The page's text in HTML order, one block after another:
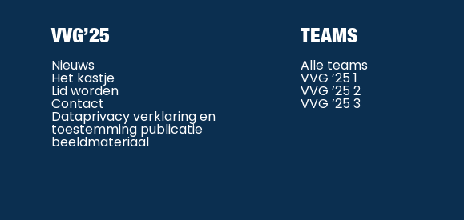
VVG’25
Nieuws
Het kastje
Lid worden
Contact
Dataprivacy verklaring en
toestemming publicatie
beeldmateriaal
TEAMS
Alle teams
VVG ’25 1
VVG ’25 2
VVG ’25 3